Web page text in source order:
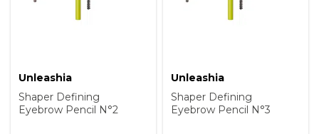
Unleashia
Shaper Defining
Eyebrow Pencil N°2
Unleashia
Shaper Defining
Eyebrow Pencil N°3